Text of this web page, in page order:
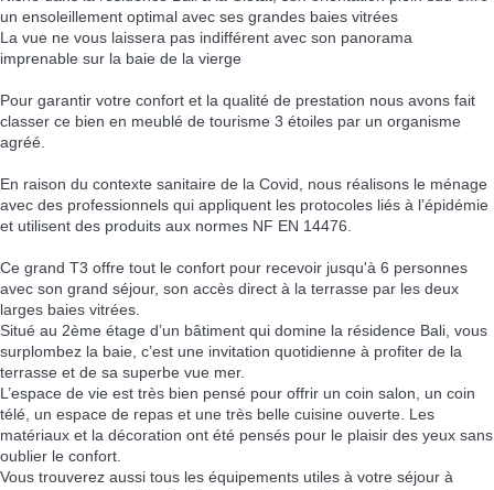
un ensoleillement optimal avec ses grandes baies vitrées
La vue ne vous laissera pas indifférent avec son panorama
imprenable sur la baie de la vierge
Pour garantir votre confort et la qualité de prestation nous avons fait
classer ce bien en meublé de tourisme 3 étoiles par un organisme
agréé.
En raison du contexte sanitaire de la Covid, nous réalisons le ménage
avec des professionnels qui appliquent les protocoles liés à l’épidémie
et utilisent des produits aux normes NF EN 14476.
Ce grand T3 offre tout le confort pour recevoir jusqu'à 6 personnes
avec son grand séjour, son accès direct à la terrasse par les deux
larges baies vitrées.
Situé au 2ème étage d’un bâtiment qui domine la résidence Bali, vous
surplombez la baie, c’est une invitation quotidienne à profiter de la
terrasse et de sa superbe vue mer.
L’espace de vie est très bien pensé pour offrir un coin salon, un coin
télé, un espace de repas et une très belle cuisine ouverte. Les
matériaux et la décoration ont été pensés pour le plaisir des yeux sans
oublier le confort.
Vous trouverez aussi tous les équipements utiles à votre séjour à